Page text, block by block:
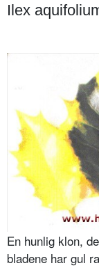
Ilex
En hunlig klon,
bladene har gul